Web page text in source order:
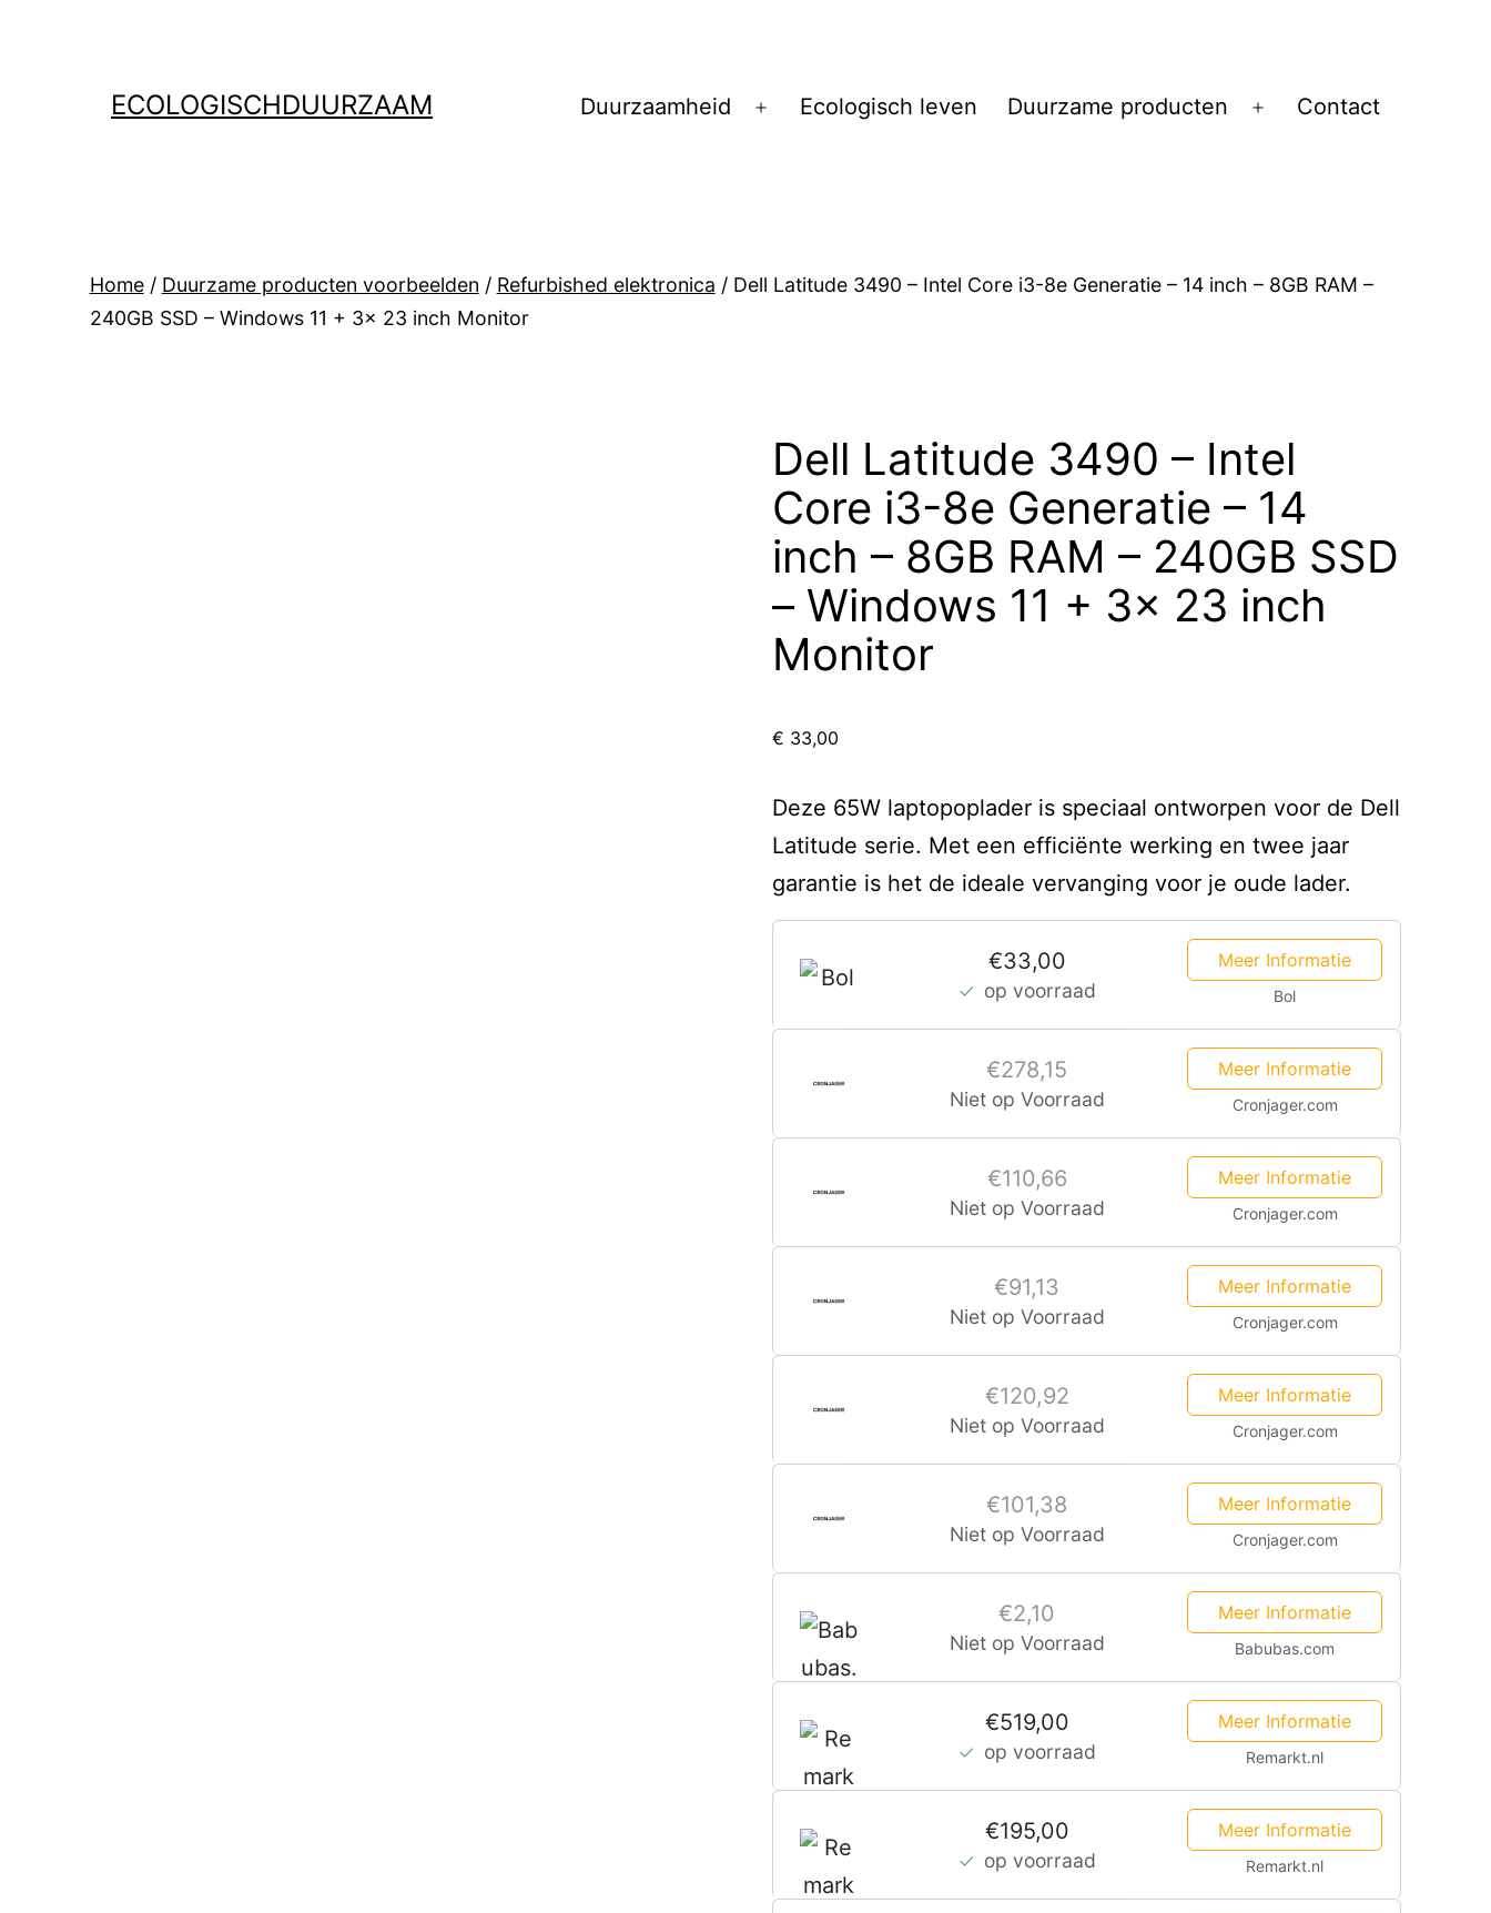
ECOLOGISCHDUURZAAM Duurzaamheid
Open
Ecologisch leven Duurzame producten
Open
Contact
Home/ Duurzame producten voorbeelden / Refurbished elektronica / Dell Latitude 3490 – Intel Core i3-8e Generatie – 14 inch – 8GB RAM –
240GB SSD – Windows 11 + 3x 23 inch Monitor
Dell Latitude 3490 – Intel
Core i3-8e Generatie – 14
inch – 8GB RAM – 240GB SSD
– Windows 11 + 3x 23 inch
Monitor
€ 33,00
Deze 65W laptopoplader is speciaal ontworpen voor de Dell
Latitude serie. Met een efficiënte werking en twee jaar
garantie is het de ideale vervanging voor je oude lader.
€33,00
op voorraad
Meer Informatie
Bol
€278,15
Niet op Voorraad
Meer Informatie
Cronjager.com
€110,66
Niet op Voorraad
Meer Informatie
Cronjager.com
€91,13
Niet op Voorraad
Meer Informatie
Cronjager.com
€120,92
Niet op Voorraad
Meer Informatie
Cronjager.com
€101,38
Niet op Voorraad
Meer Informatie
Cronjager.com
€2,10
Niet op Voorraad
Meer Informatie
Babubas.com
€519,00
op voorraad
Meer Informatie
Remarkt.nl
€195,00
op voorraad
Meer Informatie
Remarkt.nl